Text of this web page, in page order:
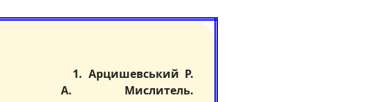
1. Арцишевський Р.
А. Мислитель.